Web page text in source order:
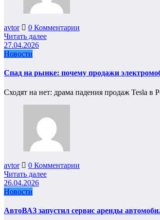
avtor
0 Комментарии
Читать далее
27.04.2026
Новости
Спад на рынке: почему продажи
Сходят на нет: драма падения продаж Tesla в
avtor
0 Комментарии
Читать далее
26.04.2026
Новости
АвтоВАЗ запустил сервис аренды